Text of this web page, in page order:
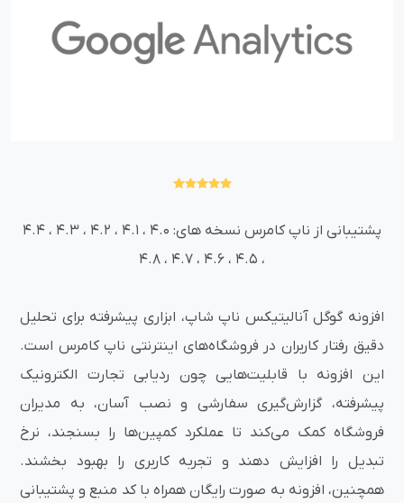
پشتیبانی از ناپ کامرس نسخه های: 4.0 ، 4.1 ، 4.2 ، 4.3 ، 4.4
، 4.5 ، 4.6 ، 4.7 ، 4.8
افزونه گوگل آنالیتیکس ناپ شاپ، ابزاری پیشرفته برای تحلیل
دقیق رفتار کاربران در فروشگاه‌های اینترنتی ناپ کامرس است.
این افزونه با قابلیت‌هایی چون ردیابی تجارت الکترونیک
پیشرفته، گزارش‌گیری سفارشی و نصب آسان، به مدیران
فروشگاه کمک می‌کند تا عملکرد کمپین‌ها را بسنجند، نرخ
تبدیل را افزایش دهند و تجربه کاربری را بهبود بخشند.
همچنین، افزونه به صورت رایگان همراه با کد منبع و پشتیبانی